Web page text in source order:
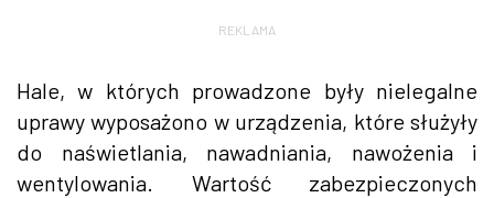
REKLAMA
Hale, w których prowadzone były nielegalne
uprawy wyposażono w urządzenia, które służyły
do naświetlania, nawadniania, nawożenia i
wentylowania. Wartość zabezpieczonych